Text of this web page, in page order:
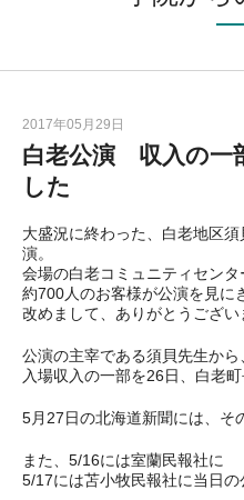
2017年05月29日
白老公演 収入の一
した
大盛況に終わった、白老地区
演。
会場の白老コミュニティセン
約700人のお客様が公演を見に
改めまして、ありがとうござい
公演の主宰である須貝先生から
入場収入の一部を26日、白老町
5月27日の北海道新聞には、そ
また、5/16には室蘭民報社に
5/17には苫小牧民報社に当日の